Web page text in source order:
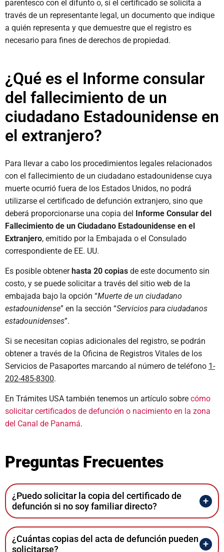
parentesco con el difunto o, si el certificado se solicita a
través de un representante legal, un documento que indique
a quién representa y que demuestre que el registro es
necesario para fines de derechos de propiedad.
¿Qué es el Informe consular
del fallecimiento de un
ciudadano Estadounidense en
el extranjero?
Para llevar a cabo los procedimientos legales relacionados
con el fallecimiento de un ciudadano estadounidense cuya
muerte ocurrió fuera de los Estados Unidos, no podrá
utilizarse el certificado de defunción extranjero, sino que
deberá proporcionarse una copia del Informe Consular del
Fallecimiento de un Ciudadano Estadounidense en el
Extranjero, emitido por la Embajada o el Consulado
correspondiente de EE. UU.
Es posible obtenerhasta 20 copias de este documento sin
costo, y se puede solicitar a través del sitio web de la
embajada bajo la opción “Muerte de un ciudadano
estadounidense” en la sección “Servicios para ciudadanos
estadounidenses”.
Si se necesitan copias adicionales del registro, se podrán
obtener a través de la Oficina de Registros Vitales de los
Servicios de Pasaportes marcando al número de teléfono 1-
202-485-8300.
En Trámites USA también tenemos un artículo sobre cómo
solicitar certificados de defunción o nacimiento en la zona
del Canal de Panamá.
Preguntas Frecuentes
¿Puedo solicitar la copia del certificado de
defunción si no soy familiar directo?
¿Cuántas copias del acta de defunción pueden
solicitarse?